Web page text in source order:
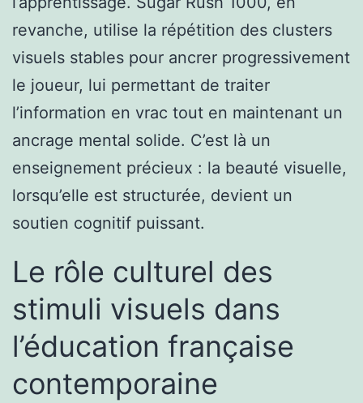
revanche, utilise la répétition des clusters
visuels stables pour ancrer progressivement
le joueur, lui permettant de traiter
l’information en vrac tout en maintenant un
ancrage mental solide. C’est là un
enseignement précieux : la beauté visuelle,
lorsqu’elle est structurée, devient un
soutien cognitif puissant.
Le rôle culturel des
stimuli visuels dans
l’éducation française
contemporaine